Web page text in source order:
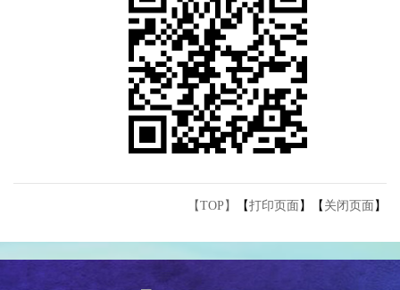
【TOP】 【打印页面 】【 关闭页面 】